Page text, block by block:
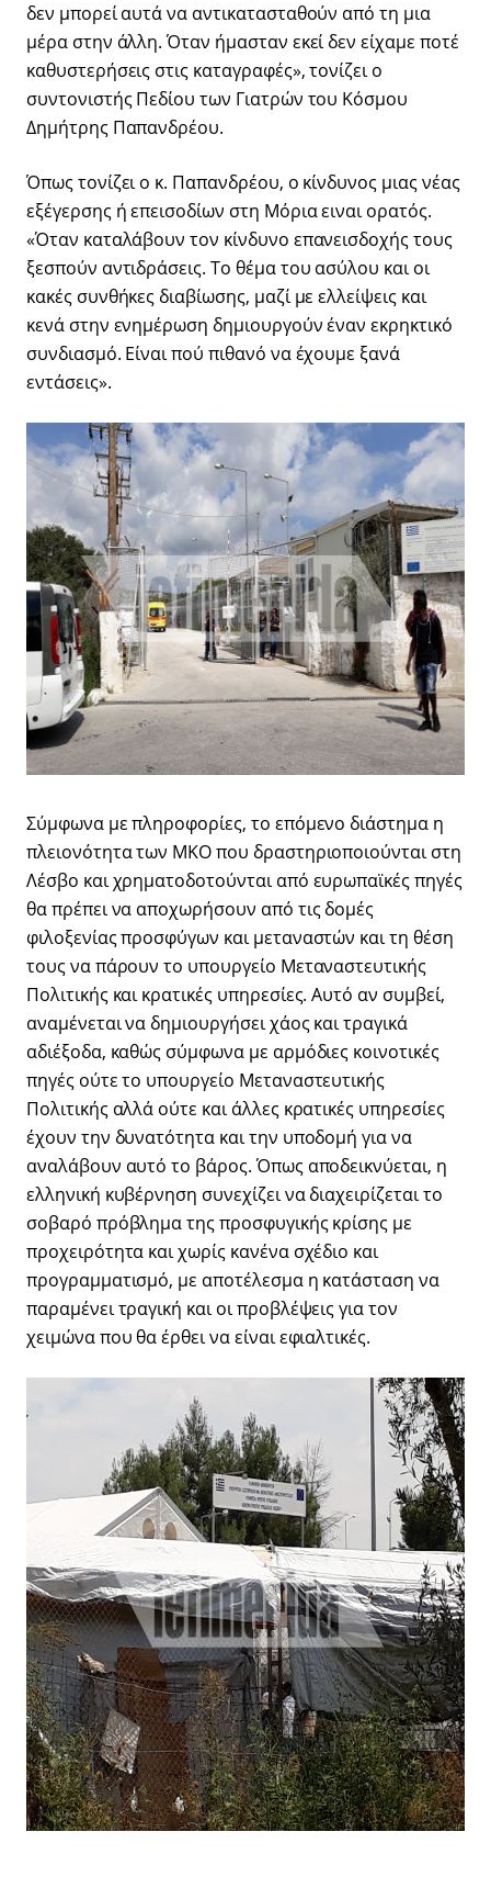
δεν μπορεί αυτά να αντικατασταθούν από τη μια
μέρα στην άλλη. Όταν ήμασταν εκεί δεν είχαμε ποτέ
καθυστερήσεις στις καταγραφές», τονίζει ο
συντονιστής Πεδίου των Γιατρών του Κόσμου
Δημήτρης Παπανδρέου.
Όπως τονίζει ο κ. Παπανδρέου, ο κίνδυνος μιας νέας
εξέγερσης ή επεισοδίων στη Μόρια ειναι ορατός.
«Όταν καταλάβουν τον κίνδυνο επανεισδοχής τους
ξεσπούν αντιδράσεις. Το θέμα του ασύλου και οι
κακές συνθήκες διαβίωσης, μαζί με ελλείψεις και
κενά στην ενημέρωση δημιουργούν έναν εκρηκτικό
συνδιασμό. Είναι πού πιθανό να έχουμε ξανά
εντάσεις».
Σύμφωνα με πληροφορίες, το επόμενο διάστημα η
πλειονότητα των ΜΚΟ που δραστηριοποιούνται στη
Λέσβο και χρηματοδοτούνται από ευρωπαϊκές πηγές
θα πρέπει να αποχωρήσουν από τις δομές
φιλοξενίας προσφύγων και μεταναστών και τη θέση
τους να πάρουν το υπουργείο Μεταναστευτικής
Πολιτικής και κρατικές υπηρεσίες. Αυτό αν συμβεί,
αναμένεται να δημιουργήσει χάος και τραγικά
αδιέξοδα, καθώς σύμφωνα με αρμόδιες κοινοτικές
πηγές ούτε το υπουργείο Μεταναστευτικής
Πολιτικής αλλά ούτε και άλλες κρατικές υπηρεσίες
έχουν την δυνατότητα και την υποδομή για να
αναλάβουν αυτό το βάρος. Όπως αποδεικνύεται, η
ελληνική κυβέρνηση συνεχίζει να διαχειρίζεται το
σοβαρό πρόβλημα της προσφυγικής κρίσης με
προχειρότητα και χωρίς κανένα σχέδιο και
προγραμματισμό, με αποτέλεσμα η κατάσταση να
παραμένει τραγική και οι προβλέψεις για τον
χειμώνα που θα έρθει να είναι εφιαλτικές.